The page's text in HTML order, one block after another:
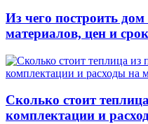
Из чего построить
материалов, цен и
Сколько стоит
комплектации и